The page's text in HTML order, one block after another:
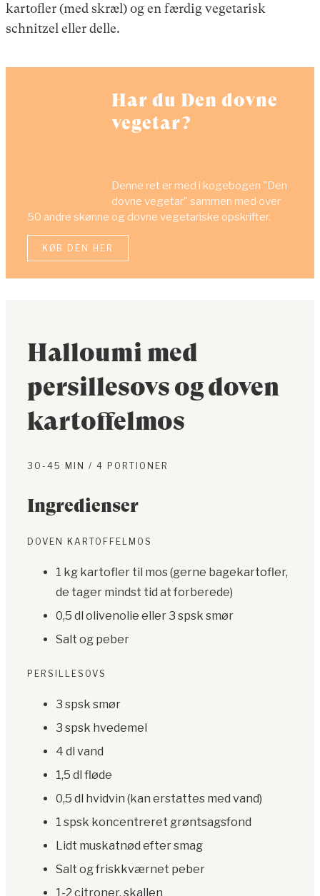
kartofler (med skræl) og en færdig vegetarisk
schnitzel eller delle.
Har du Den dovne
vegetar?
Denne ret er med i kogebogen "Den
dovne vegetar" sammen med over
50 andre skønne og dovne vegetariske opskrifter.
KØB DEN HER
Halloumi med
persillesovs og doven
kartoffelmos
30-45 MIN / 4 PORTIONER
Ingredienser
DOVEN KARTOFFELMOS
1 kg kartofler til mos (gerne bagekartofler,
de tager mindst tid at forberede)
0,5 dl olivenolie eller 3 spsk smør
Salt og peber
PERSILLESOVS
3 spsk smør
3 spsk hvedemel
4 dl vand
1,5 dl fløde
0,5 dl hvidvin (kan erstattes med vand)
1 spsk koncentreret grøntsagsfond
Lidt muskatnød efter smag
Salt og friskkværnet peber
1-2 citroner, skallen